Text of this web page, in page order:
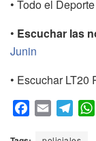
• Todo el
• Escuchar las
Junin
• Escuchar LT20